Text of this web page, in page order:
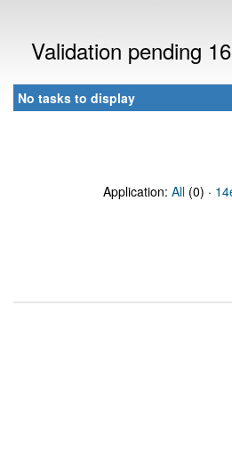
Validation pending
No tasks to display
Application: All (0) ·